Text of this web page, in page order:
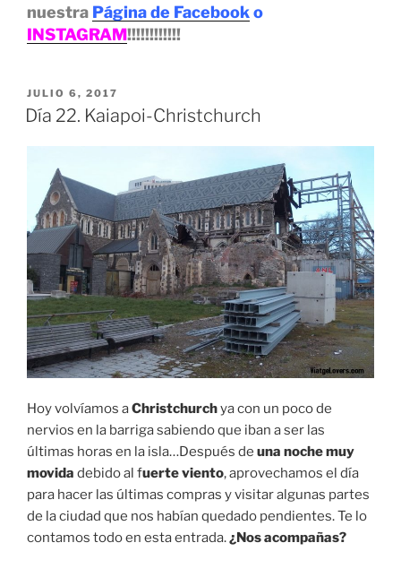
nuestra Página de Facebooko
INSTAGRAM!!!!!!!!!!!!
PUBLICADO
EL
JULIO 6, 2017
Día 22. Kaiapoi-Christchurch
Hoy volvíamos aChristchurchya con un poco de
nervios en la barriga sabiendo que iban a ser las
últimas horas en la isla…Después de una noche muy
movida debido al fuerte viento, aprovechamos el día
para hacer las últimas compras y visitar algunas partes
de la ciudad que nos habían quedado pendientes. Te lo
contamos todo en esta entrada.¿Nos acompañas?